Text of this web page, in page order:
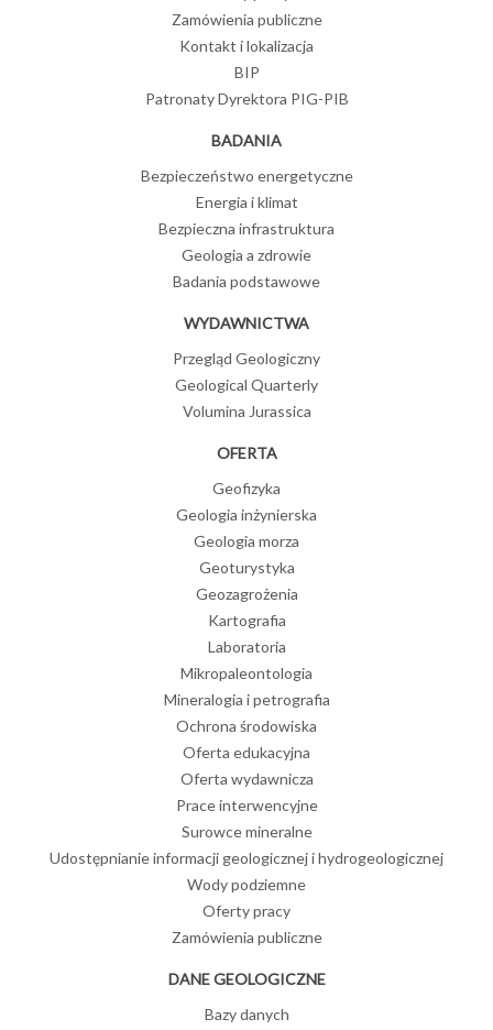
Zamówienia publiczne
Kontakt i lokalizacja
BIP
Patronaty Dyrektora PIG-PIB
BADANIA
Bezpieczeństwo energetyczne
Energia i klimat
Bezpieczna infrastruktura
Geologia a zdrowie
Badania podstawowe
WYDAWNICTWA
Przegląd Geologiczny
Geological Quarterly
Volumina Jurassica
OFERTA
Geofizyka
Geologia inżynierska
Geologia morza
Geoturystyka
Geozagrożenia
Kartografia
Laboratoria
Mikropaleontologia
Mineralogia i petrografia
Ochrona środowiska
Oferta edukacyjna
Oferta wydawnicza
Prace interwencyjne
Surowce mineralne
Udostępnianie informacji geologicznej i hydrogeologicznej
Wody podziemne
Oferty pracy
Zamówienia publiczne
DANE GEOLOGICZNE
Bazy danych